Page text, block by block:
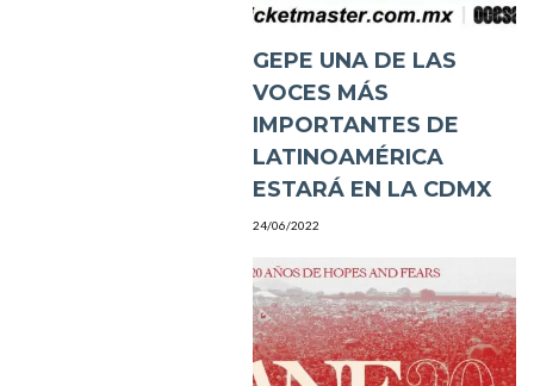
GEPE UNA DE LAS
VOCES MÁS
IMPORTANTES DE
LATINOAMÉRICA
ESTARÁ EN LA CDMX
24/06/2022